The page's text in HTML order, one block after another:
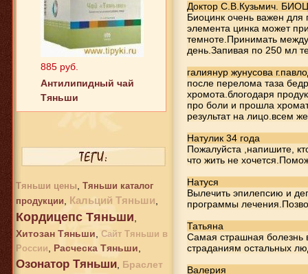
885 руб.
Антилипидный чай
Тяньши
2 242 руб.
Хитозан Тяньши
Тяньши цены Тяньши каталог
продукции
Кальций Тяньши
Кордицепс Тяньши
Хитозан Тяньши Сайт Тяньши в
России
Расческа Тяньши
Озонатор Тяньши Браслет
Доктор С.В.Кузьмич.
Биоцинк очень важен для
элемента цинка может
темноте.Принимать
день.Запивая по 250 мл
галиянур жунусова
после перелома таза
хромота.блогодаря
про боли и прошла
результат на лицо.всем
Натулик 34 года
Пожалуйста ,напишите,
что жить не
Натуся
Вылечить эпилепсию и
программы
Татьяна
Самая страшная болезнь
страданиям остальных
Валерия